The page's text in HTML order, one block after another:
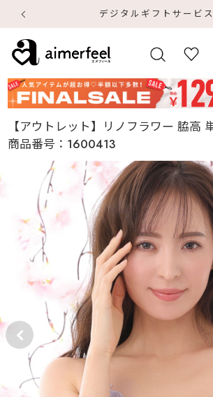
デジタルギフトサービス
【アウトレット】リノフラワー 脇高
商品番号： 1600413